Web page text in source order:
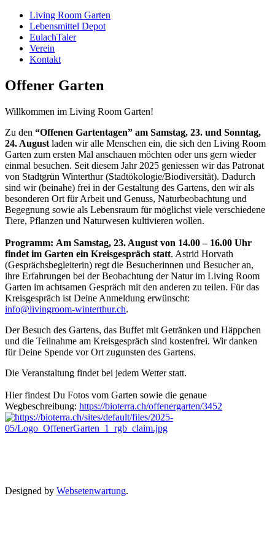
Living Room Garten
Lebensmittel Depot
EulachTaler
Verein
Kontakt
Offener Garten
Willkommen im Living Room Garten!
Zu den “Offenen Gartentagen” am Samstag, 23. und Sonntag,
24. August laden wir alle Menschen ein, die sich den Living Room
Garten zum ersten Mal anschauen möchten oder uns gern wieder
einmal besuchen. Seit diesem Jahr 2025 geniessen wir das Patronat
von Stadtgrün Winterthur (Stadtökologie/Biodiversität). Dadurch
sind wir (beinahe) frei in der Gestaltung des Gartens, den wir als
besonderen Ort für Arbeit und Genuss, Naturbeobachtung und
Begegnung sowie als Lebensraum für möglichst viele verschiedene
Tiere, Pflanzen und Naturwesen kultivieren wollen.
Programm: Am Samstag, 23. August von 14.00 – 16.00 Uhr
findet im Garten ein Kreisgespräch statt. Astrid Horvath
(Gesprächsbegleiterin) regt die Besucherinnen und Besucher an,
ihre Erfahrungen bei der Beobachtung der Natur im Living Room
Garten im achtsamen Gespräch mit den anderen zu teilen. Für das
Kreisgespräch ist Deine Anmeldung erwünscht:
info@livingroom-winterthur.ch.
Der Besuch des Gartens, das Buffet mit Getränken und Häppchen
und die Teilnahme am Kreisgespräch sind kostenfrei. Wir danken
für Deine Spende vor Ort zugunsten des Gartens.
Die Veranstaltung findet bei jedem Wetter statt.
Hier findest Du Fotos vom Garten sowie die genaue
Wegbeschreibung: https://bioterra.ch/offenergarten/3452
Designed by Websetenwartung.